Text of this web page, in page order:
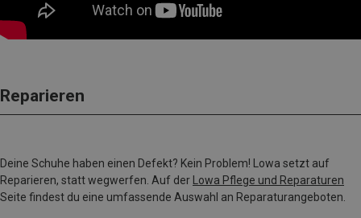
Reparieren
Deine Schuhe haben einen Defekt? Kein Problem! Lowa setzt auf
Reparieren, statt wegwerfen. Auf der Lowa Pflege und Reparaturen
Seite findest du eine umfassende Auswahl an Reparaturangeboten.